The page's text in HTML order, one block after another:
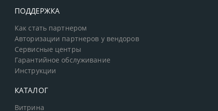
ПОДДЕРЖКА
Как стать партнером
Авторизации партнеров у вендоров
Сервисные центры
Гарантийное обслуживание
Инструкции
КАТАЛОГ
Витрина